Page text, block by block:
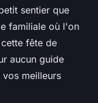
sentier que
familiale où l'on
fête de
aucun guide
meilleurs